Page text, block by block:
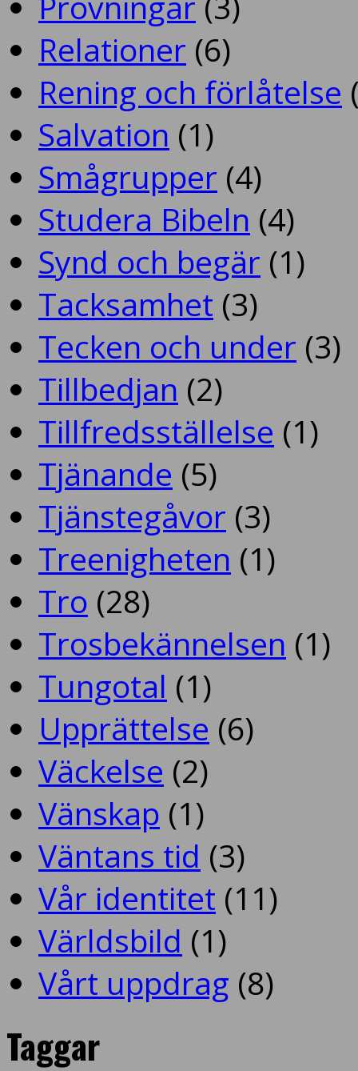
Relationer (6)
Rening och förlåtelse
Salvation (1)
Smågrupper (4)
Studera Bibeln (4)
Synd och begär (1)
Tacksamhet (3)
Tecken och under (3)
Tillbedjan (2)
Tillfredsställelse (1)
Tjänande (5)
Tjänstegåvor (3)
Treenigheten (1)
Tro (28)
Trosbekännelsen (1)
Tungotal (1)
Upprättelse (6)
Väckelse (2)
Vänskap (1)
Väntans tid (3)
Vår identitet (11)
Världsbild (1)
Vårt uppdrag (8)
Taggar